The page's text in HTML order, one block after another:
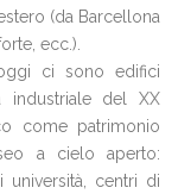
(da Barcellona
ecc.).
ci sono edifici
industriale del XX
come patrimonio
a cielo aperto:
centri di